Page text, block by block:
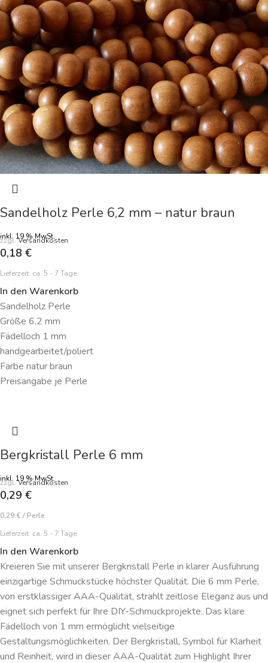
Sandelholz Perle 6,2 mm – natur braun
inkl. 19 % MwSt.
zzgl.Versandkosten
0,18 €
Lieferzeit: ca. 5 - 7 Tage
In den Warenkorb
Sandelholz Perle
Größe 6,2 mm
Fädelloch 1 mm
handgearbeitet/poliert
Farbe natur braun
Preisangabe je Perle
Bergkristall Perle 6 mm
inkl. 19 % MwSt.
zzgl.Versandkosten
0,29 €
0,29 € / Perle
Lieferzeit: ca. 5 - 7 Tage
In den Warenkorb
Kreieren Sie mit unserer Bergkristall Perle in klarer Ausführung
einzigartige Schmuckstücke höchster Qualität. Die 6 mm Perle,
von erstklassiger AAA-Qualität, strahlt zeitlose Eleganz aus und
eignet sich perfekt für Ihre DIY-Schmuckprojekte. Das klare
Fädelloch von 1 mm ermöglicht vielseitige
Gestaltungsmöglichkeiten. Der Bergkristall, Symbol für Klarheit
und Reinheit, wird in dieser AAA-Qualität zum Highlight Ihrer